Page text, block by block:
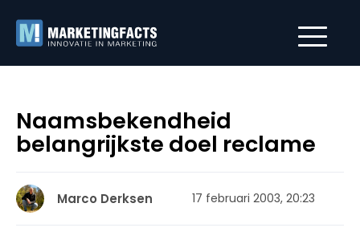
Naamsbekendheid
belangrijkste doel reclame
Marco Derksen 17 februari 2003, 20:23